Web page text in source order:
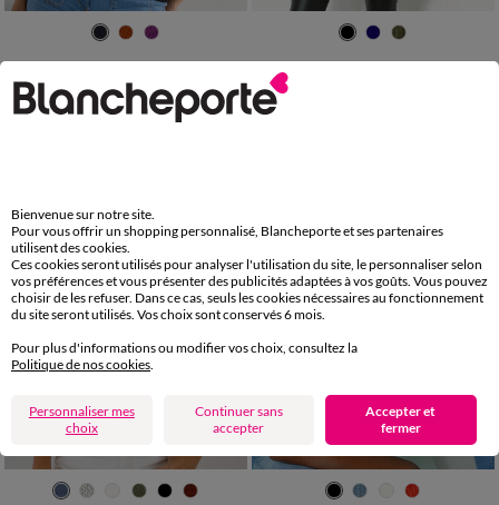
38/40 42/44
50 52 54
37,99 €
-50% dès 2 art Code 899013
38/40 42/44
50 52 54
-50% dès 2 art Code 899013
34/36 38/40 42/44
46/48
38/40 42/44
Bienvenue sur notre site.
Pour vous offrir un shopping personnalisé, Blancheporte et ses partenaires
utilisent des cookies.
Ces cookies seront utilisés pour analyser l'utilisation du site, le personnaliser selon
vos préférences et vous présenter des publicités adaptées à vos goûts. Vous pouvez
choisir de les refuser. Dans ce cas, seuls les cookies nécessaires au fonctionnement
du site seront utilisés. Vos choix sont conservés 6 mois.
Pour plus d'informations ou modifier vos choix, consultez la
Politique de nos cookies
Personnaliser mes
choix
Continuer sans
accepter
Accepter et
fermer